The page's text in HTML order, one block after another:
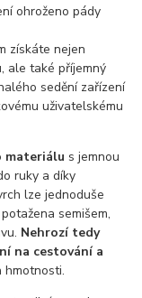
ohroženo pády
získáte nejen
ale také příjemný
sedění zařízení
uživatelskému
materiálu s jemnou
ruky a díky
lze jednoduše
semišem,
Nehrozí tedy
na cestování a
hmotnosti.